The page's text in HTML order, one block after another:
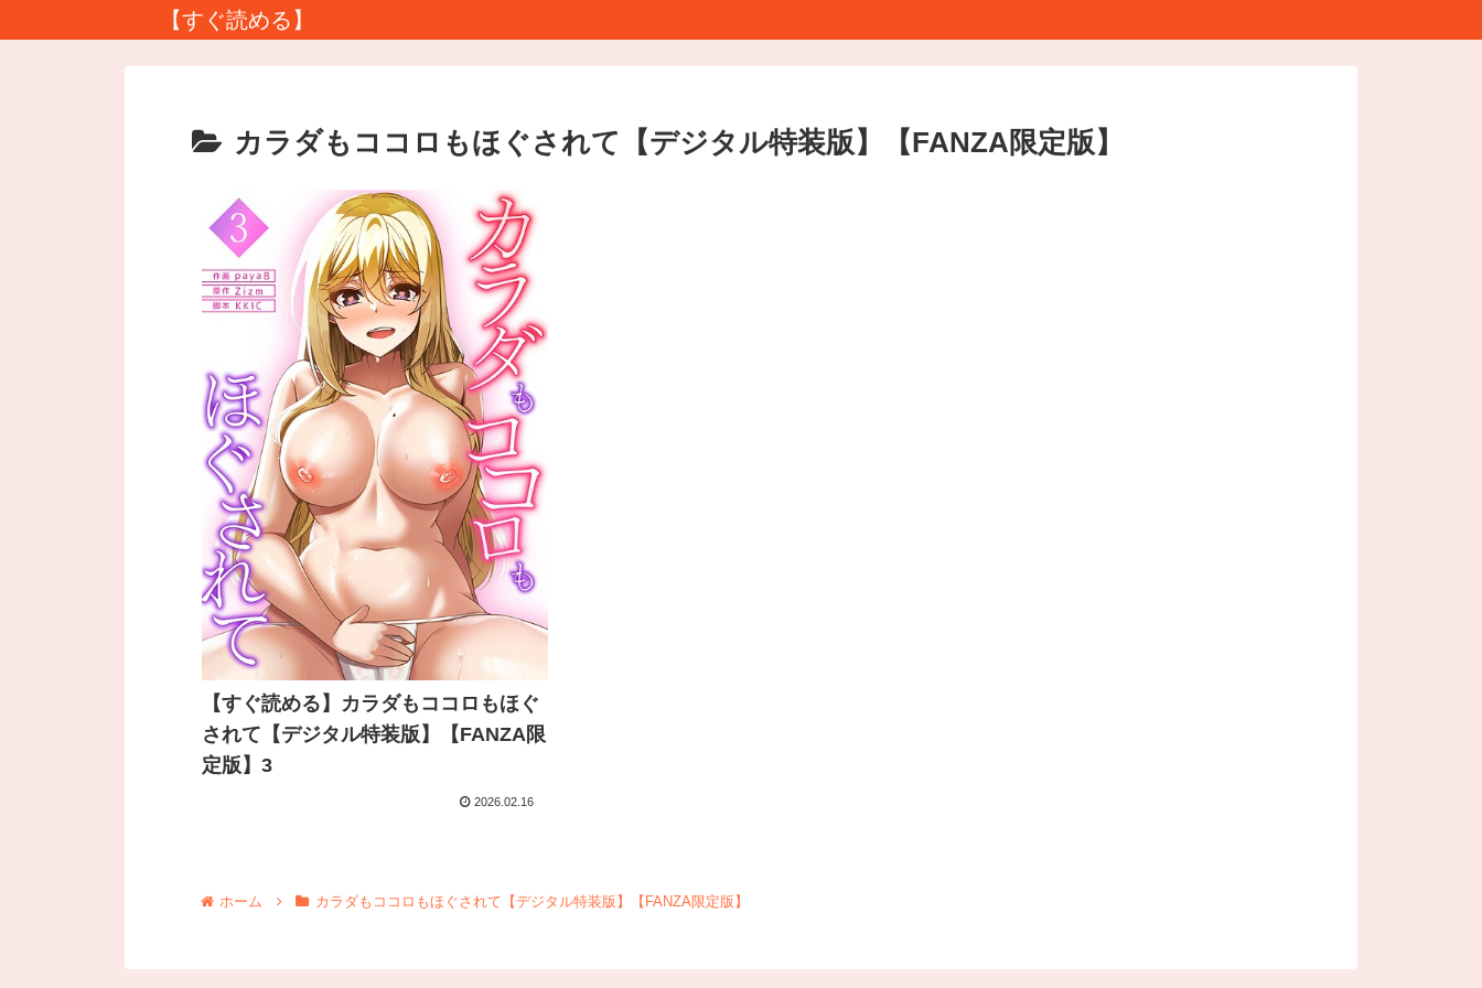
【すぐ読める】
カラダもココロもほぐされて【デジタル特装版】【FANZA限定版】
【すぐ読める】カラダもココロもほぐ
されて【デジタル特装版】【FANZA限
定版】3
2026.02.16
ホーム カラダもココロもほぐされて【デジタル特装版】【FANZA限定版】